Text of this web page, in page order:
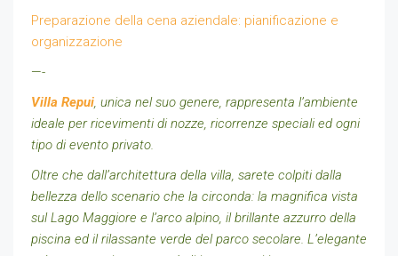
Preparazione della cena aziendale: pianificazione e
organizzazione
—-
Villa Repui, unica nel suo genere, rappresenta l’ambiente
ideale per ricevimenti di nozze, ricorrenze speciali ed ogni
tipo di evento privato.
Oltre che dall’architettura della villa, sarete colpiti dalla
bellezza dello scenario che la circonda: la magnifica vista
sul Lago Maggiore e l’arco alpino, il brillante azzurro della
piscina ed il rilassante verde del parco secolare. L’elegante